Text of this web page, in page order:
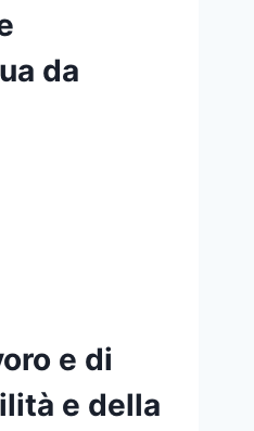
da
e di
e della